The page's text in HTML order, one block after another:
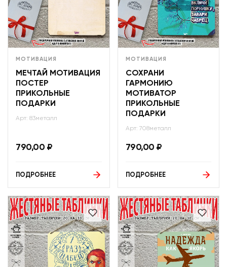
МОТИВАЦИЯ
МЕЧТАЙ МОТИВАЦИЯ
ПОСТЕР
ПРИКОЛЬНЫЕ
ПОДАРКИ
Арт: 83металл
790,00 ₽
ПОДРОБНЕЕ
МОТИВАЦИЯ
СОХРАНИ
ГАРМОНИЮ
МОТИВАТОР
ПРИКОЛЬНЫЕ
ПОДАРКИ
Арт: 708металл
790,00 ₽
ПОДРОБНЕЕ